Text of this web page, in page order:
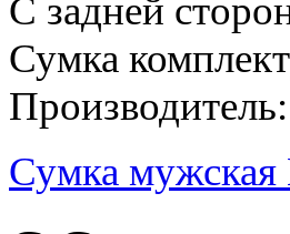
С задней
Сумка
Сумка